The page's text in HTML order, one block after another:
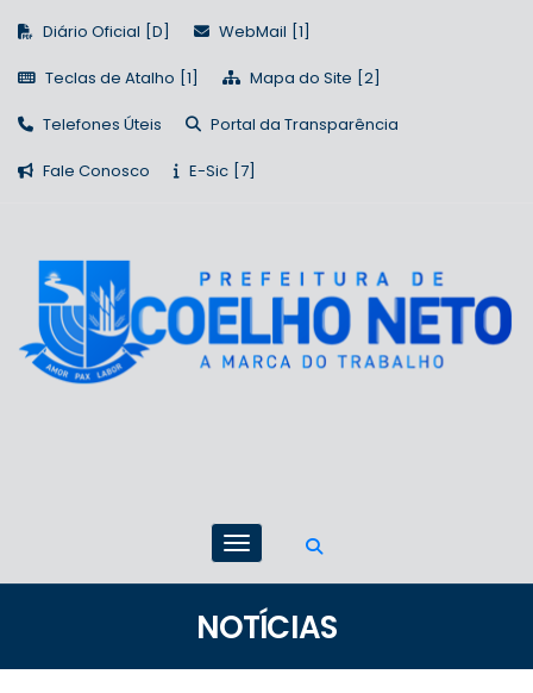
Diário Oficial WebMail
Teclas de Atalho Mapa do Site
Telefones Úteis Portal da Transparência
Fale Conosco E-Sic
NOTÍCIAS